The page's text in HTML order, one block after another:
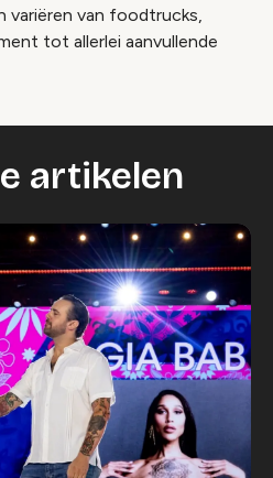
variëren van foodtrucks,
tot allerlei aanvullende
artikelen